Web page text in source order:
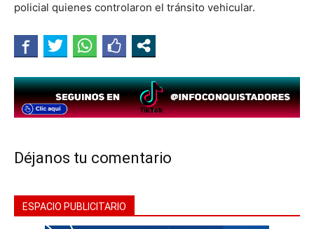
policial quienes controlaron el tránsito vehicular.
Déjanos tu comentario
ESPACIO PUBLICITARIO